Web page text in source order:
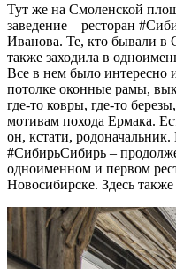
Тут же на Смоленской
заведение – ресторан
Иванова. Те, кто бывали
также заходила в
Все в нем было интересно
потолке оконные рамы,
где-то ковры, где-то
мотивам похода Ермака.
он, кстати,
#CибирьСибирь –
одноименном и первом
Новосибирске. Здесь